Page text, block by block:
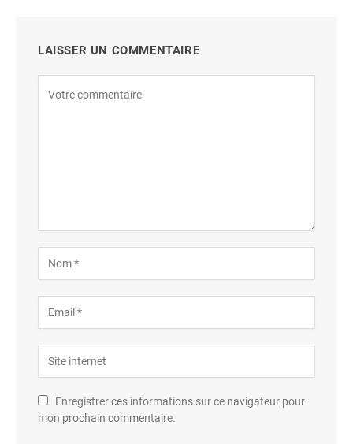
LAISSER UN COMMENTAIRE
Enregistrer ces informations sur ce navigateur pour
mon prochain commentaire.